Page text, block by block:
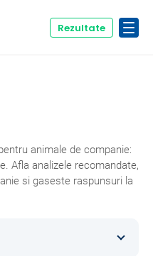
Rezultate
animale de companie:
Afla analizele recomandate,
si gaseste raspunsuri la